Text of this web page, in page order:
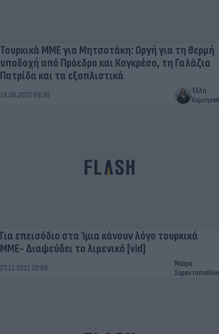
Τουρκικά ΜΜΕ για Μητσοτάκη: Οργή για τη θερμή
υποδοχή από Πρόεδρο και Κογκρέσο, τη Γαλάζια
Πατρίδα και τα εξοπλιστικά
18.05.2022 09:30
Έλλη
Κομνηνού
Για επεισόδιο στα Ίμια κάνουν λόγο τουρκικά
ΜΜΕ- Διαψεύδει το λιμενικό [vid]
27.12.2021 22:08
Μαύρα
Σαραντοπούλου